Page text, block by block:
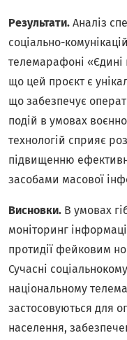
Результати. Аналіз
соціально-
телемарафоні
що цей проєкт є
що забезпечує
подій в умовах
технологій сприяє
підвищенню
засобами масової
Висновки. В умовах
моніторинг
протидії фейковим
Сучасні
національному
застосовуються для
населення,